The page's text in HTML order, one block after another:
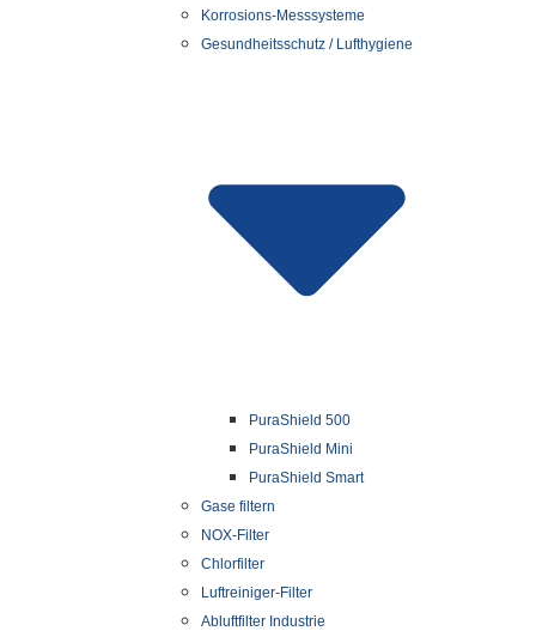
Korrosions-Messsysteme
Gesundheitsschutz / Lufthygiene
PuraShield 500
PuraShield Mini
PuraShield Smart
Gase filtern
NOX-Filter
Chlorfilter
Luftreiniger-Filter
Abluftfilter Industrie